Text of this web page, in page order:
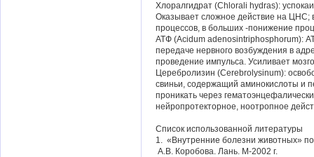
Хлоралгидрат (Chlorali hydras):
Оказывает сложное действие на ЦНС;
процессов, в больших -понижение
АТФ (Acidum adenosintriphosphorum):
передаче нервного возбуждения в
проведение импульса. Усиливает
Церебролизин (Cerebrolysinum):
свиньи, содержащий аминокислоты и
проникать через
нейропротекторное, ноотропное
Список использованной литературы
1. «Внутренние болезни животных»
А.В. Коробова. Лань. М-2002 г.